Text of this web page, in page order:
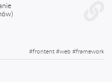
#frontent#web #framework